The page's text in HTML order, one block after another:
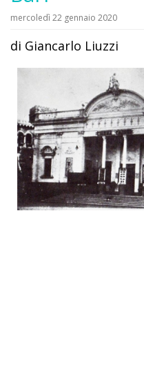
mercoledì 22 gennaio 2020
di Giancarlo Liuzzi